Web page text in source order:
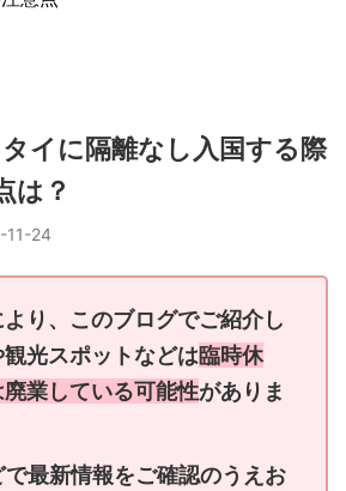
タイに隔離なし入国する際
は？
11-24
り、このブログでご紹介し
光スポットなどは臨時休
業している可能性がありま
最新情報をご確認のうえお